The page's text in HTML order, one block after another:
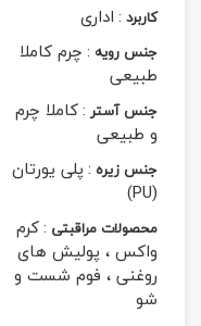
کاربرد :اداری
جنس رویه :چرم کاملا
طبیعی
جنس آستر :کاملا چرم
و طبیعی
جنس زیره :پلی یورتان
(PU)
محصولات مراقبتی :کرم
واکس ، پولیش های
روغنی ، فوم شست و
شو